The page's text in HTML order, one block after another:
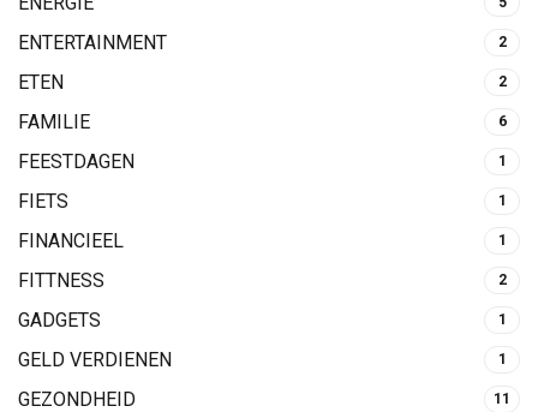
ENTERTAINMENT 2
ETEN 2
FAMILIE 6
FEESTDAGEN 1
FIETS 1
FINANCIEEL 1
FITTNESS 2
GADGETS 1
GELD VERDIENEN 1
GEZONDHEID 11